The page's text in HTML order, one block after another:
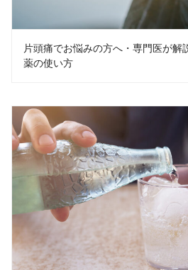
片頭痛でお悩みの方へ・専門医が解
薬の使い方